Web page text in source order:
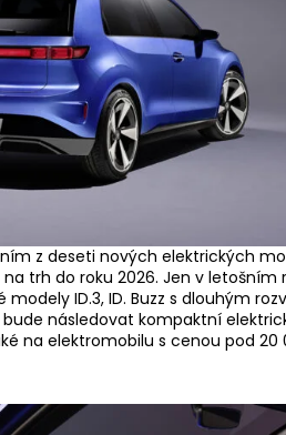
z deseti nových elektrických
trh do roku 2026. Jen v letošním
ID.3, ID. Buzz s dlouhým
bude následovat kompaktní
na elektromobilu s cenou pod 20